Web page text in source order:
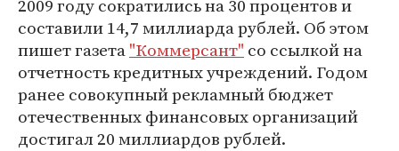
2009 году сократились на 30 процентов и
составили 14,7 миллиарда рублей. Об этом
пишет газета"Коммерсант" со ссылкой на
отчетность кредитных учреждений. Годом
ранее совокупный рекламный бюджет
отечественных финансовых организаций
достигал 20 миллиардов рублей.